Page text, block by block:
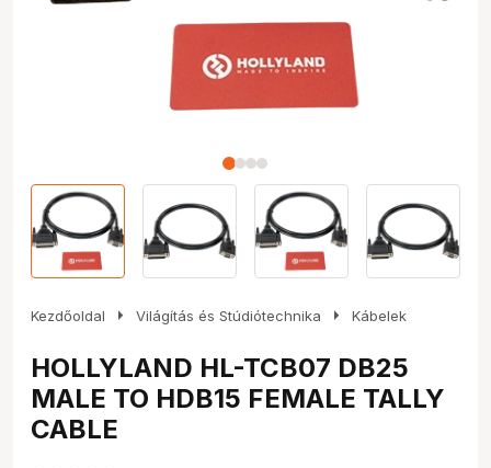
Kezdőoldal arrow_right Világítás és Stúdiótechnika arrow_right Kábelek
HOLLYLAND HL-TCB07 DB25
MALE TO HDB15 FEMALE TALLY
CABLE